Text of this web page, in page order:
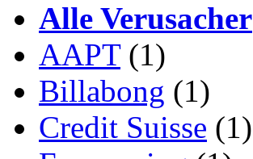
Alle Verusacher
AAPT(1)
Billabong (1)
Credit Suisse (1)